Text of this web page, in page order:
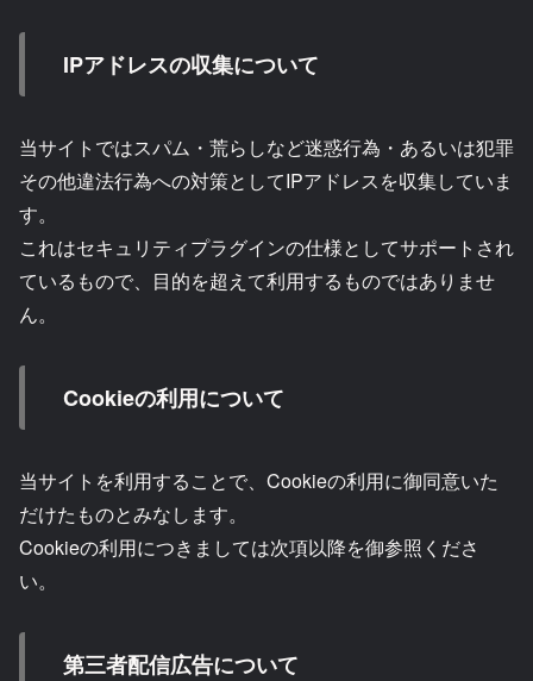
IPアドレスの収集について
当サイトではスパム・荒らしなど迷惑行為・あるいは犯罪
その他違法行為への対策としてIPアドレスを収集していま
す。
これはセキュリティプラグインの仕様としてサポートされ
ているもので、目的を超えて利用するものではありませ
ん。
Cookieの利用について
当サイトを利用することで、Cookieの利用に御同意いた
だけたものとみなします。
Cookieの利用につきましては次項以降を御参照くださ
い。
第三者配信広告について